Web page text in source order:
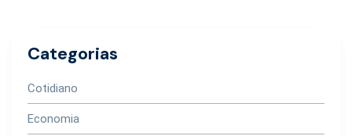
Categorias
Cotidiano
Economia